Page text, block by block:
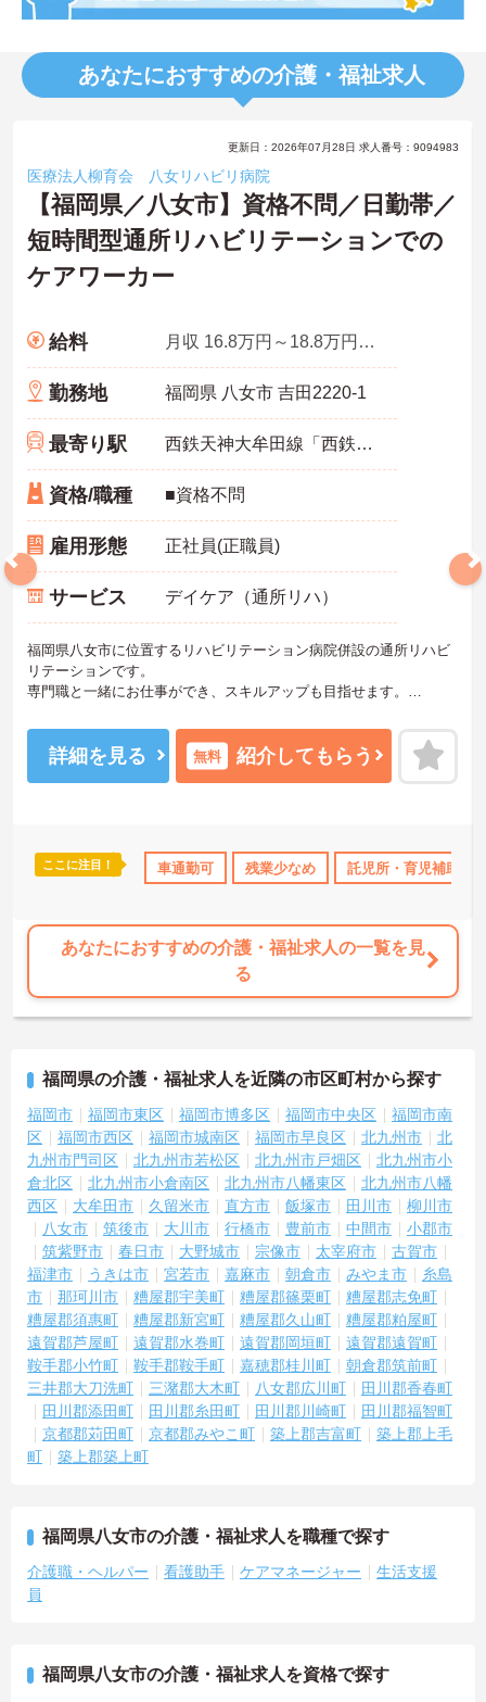
あなたにおすすめの介護・福祉求人
日勤のみ ボーナス・賞与あり 社会保険完備 交通費支給
更新日：2026年07月28日 求人番号：9094983
医療法人柳育会 八女リハビリ病院
【福岡県／八女市】資格不問／日勤帯／
短時間型通所リハビリテーションでの
ケアワーカー
給料 月収 16.8万円～18.8万円程度
勤務地 福岡県 八女市 吉田2220-1
最寄り駅 西鉄天神大牟田線「西鉄久留米駅」バス・車30分
資格/職種 ■資格不問
雇用形態 正社員(正職員)
サービス デイケア（通所リハ）
福岡県八女市に位置するリハビリテーション病院併設の通所リハビ
リテーションです。
専門職と一緒にお仕事ができ、スキルアップも目指せます。
体で安定感も抜群です。
ご興味ある方には、面接対策ポイントなど、さらに詳細をお話しい
たしますのでお気軽にご相談ください！
詳細を見る 無料 紹介してもらう
ここに注目！ 車通勤可 残業少なめ 託児所・育児補助
あなたにおすすめの介護・福祉求人の一覧を見
る
福岡県の介護・福祉求人を近隣の市区町村から探す
福岡市 福岡市東区 福岡市博多区 福岡市中央区
福岡市南
区
福岡市西区 福岡市城南区 福岡市早良区 北九州市
北
九州市門司区
北九州市若松区 北九州市戸畑区
北九州市小
倉北区
北九州市小倉南区 北九州市八幡東区
北九州市八幡
西区
大牟田市 久留米市 直方市 飯塚市 田川市
柳川市
八女市
筑後市 大川市 行橋市 豊前市 中間市
小郡市
筑紫野市
春日市 大野城市 宗像市 太宰府市
古賀市
福津市
うきは市 宮若市 嘉麻市 朝倉市 みやま市
糸島
市
那珂川市 糟屋郡宇美町 糟屋郡篠栗町
糟屋郡志免町
糟屋郡須惠町
糟屋郡新宮町 糟屋郡久山町
糟屋郡粕屋町
遠賀郡芦屋町
遠賀郡水巻町 遠賀郡岡垣町
遠賀郡遠賀町
鞍手郡小竹町
鞍手郡鞍手町 嘉穂郡桂川町
朝倉郡筑前町
三井郡大刀洗町
三潴郡大木町 八女郡広川町
田川郡香春町
田川郡添田町
田川郡糸田町 田川郡川崎町
田川郡福智町
京都郡苅田町
京都郡みやこ町 築上郡吉富町
築上郡上毛
町
築上郡築上町
福岡県八女市の介護・福祉求人を職種で探す
介護職・ヘルパー 看護助手 ケアマネージャー
生活支援
員
福岡県八女市の介護・福祉求人を資格で探す